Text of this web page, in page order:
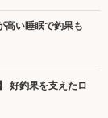
い睡眠で釣果も
好釣果を支えたロ